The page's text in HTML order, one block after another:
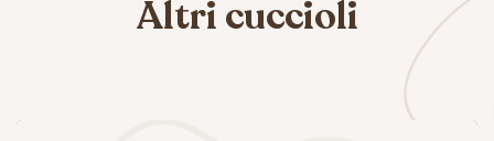
Altri cuccioli